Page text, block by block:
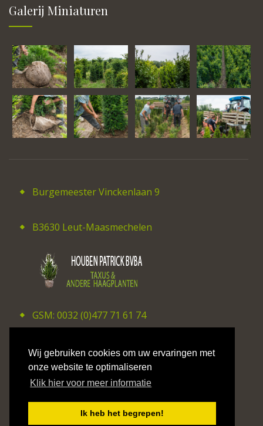
Wij gebruiken cookies om uw ervaringen met
onze website te optimaliseren
Klik hier voor meer informatie
Ik heb het begrepen!
Galerij Miniaturen
Burgemeester Vinckenlaan 9
B3630 Leut-Maasmechelen
GSM: 0032 (0)477 71 61 74
E-mail: patrick_houben@hotmail.com
©2026 CV Studio Hilaire Smits